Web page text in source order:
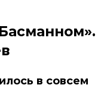
в совсем